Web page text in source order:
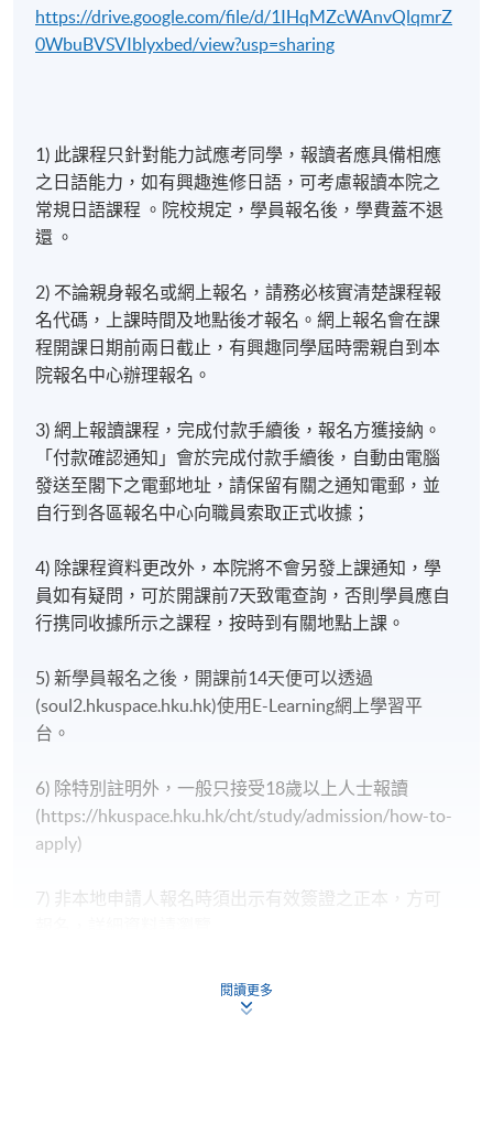
https://drive.google.com/file/d/1IHqMZcWAnvQlqmrZ
0WbuBVSVIblyxbed/view?usp=sharing
1) 此課程只針對能力試應考同學，報讀者應具備相應
之日語能力，如有興趣進修日語，可考慮報讀本院之
常規日語課程 。院校規定，學員報名後，學費蓋不退
還 。
2) 不論親身報名或網上報名，請務必核實清楚課程報
名代碼，上課時間及地點後才報名。網上報名會在課
程開課日期前兩日截止，有興趣同學屆時需親自到本
院報名中心辦理報名。
3) 網上報讀課程，完成付款手續後，報名方獲接納。
「付款確認通知」會於完成付款手續後，自動由電腦
發送至閣下之電郵地址，請保留有關之通知電郵，並
自行到各區報名中心向職員索取正式收據；
4) 除課程資料更改外，本院將不會另發上課通知，學
員如有疑問，可於開課前7天致電查詢，否則學員應自
行携同收據所示之課程，按時到有關地點上課。
5) 新學員報名之後，開課前14天便可以透過
(soul2.hkuspace.hku.hk)使用E-Learning網上學習平
台。
6) 除特別註明外，一般只接受18歲以上人士報讀
(https://hkuspace.hku.hk/cht/study/admission/how-to-
apply)
7) 非本地申請人報名時須出示有效簽證之正本，方可
閱讀更多